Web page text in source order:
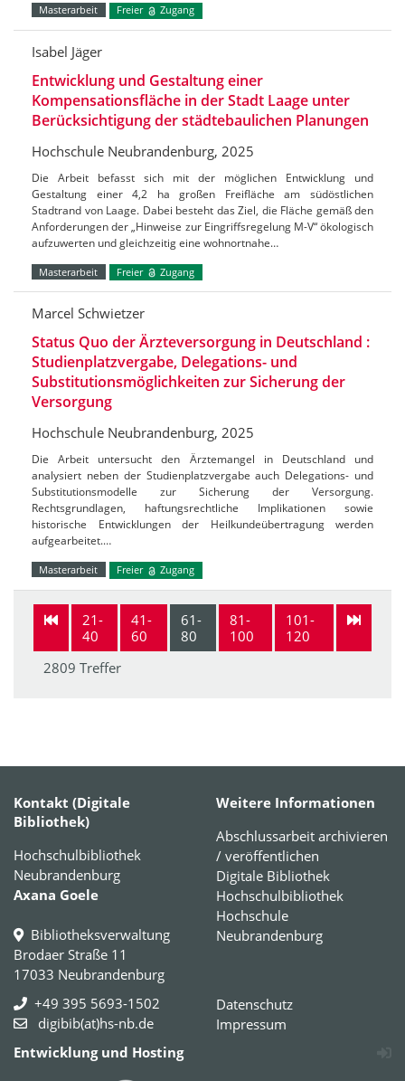
Masterarbeit Freier Zugang
Isabel Jäger
Entwicklung und Gestaltung einer
Kompensationsfläche in der Stadt Laage unter
Berücksichtigung der städtebaulichen Planungen
Hochschule Neubrandenburg, 2025
Die Arbeit befasst sich mit der möglichen Entwicklung und
Gestaltung einer 4,2 ha großen Freifläche am südöstlichen
Stadtrand von Laage. Dabei besteht das Ziel, die Fläche gemäß den
Anforderungen der „Hinweise zur Eingriffsregelung M-V“ ökologisch
aufzuwerten und gleichzeitig eine wohnortnahe…
Masterarbeit Freier Zugang
Marcel Schwietzer
Status Quo der Ärzteversorgung in Deutschland :
Studienplatzvergabe, Delegations- und
Substitutionsmöglichkeiten zur Sicherung der
Versorgung
Hochschule Neubrandenburg, 2025
Die Arbeit untersucht den Ärztemangel in Deutschland und
analysiert neben der Studienplatzvergabe auch Delegations- und
Substitutionsmodelle zur Sicherung der Versorgung.
Rechtsgrundlagen, haftungsrechtliche Implikationen sowie
historische Entwicklungen der Heilkundeübertragung werden
aufgearbeitet.…
Masterarbeit Freier Zugang
21-
40
41-
60
61-
80
81-
100
101-
120
2809 Treffer
Kontakt (Digitale
Bibliothek)
Hochschulbibliothek
Neubrandenburg
Axana Goele
Bibliotheksverwaltung
Brodaer Straße 11
17033 Neubrandenburg
+49 395 5693-1502
digibib(at)hs-nb.de
Weitere Informationen
Abschlussarbeit archivieren
/ veröffentlichen
Digitale Bibliothek
Hochschulbibliothek
Hochschule
Neubrandenburg
Datenschutz
Impressum
Entwicklung und Hosting